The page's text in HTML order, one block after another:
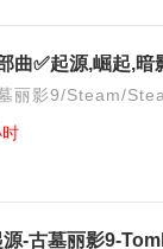
丽影9/Steam/
源-古墓丽影9-